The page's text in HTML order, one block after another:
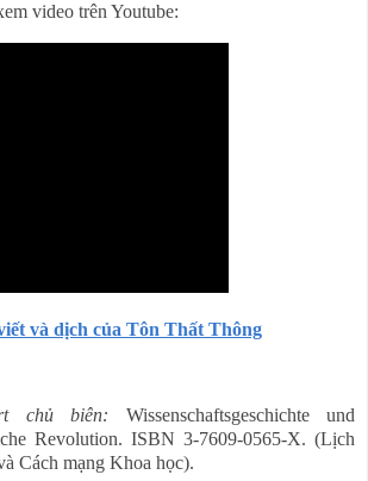
video trên Youtube:
và dịch của Tôn Thất Thông
chủ biên: Wissenschaftsgeschichte und
Revolution. ISBN 3-7609-0565-X. (Lịch
Cách mạng Khoa học).